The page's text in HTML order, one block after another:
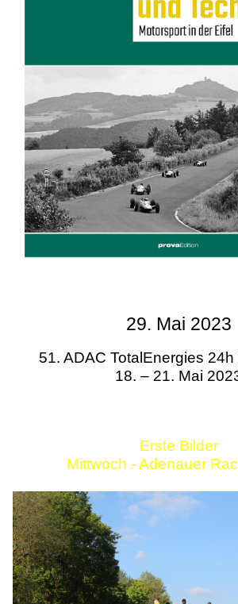
29. Mai 2023
51. ADAC TotalEnergies
18. – 21. Mai
Erste Bilder
Mittwoch - Adenauer